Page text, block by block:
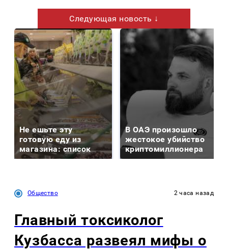
Следующая новость ↓
Не ешьте эту
готовую еду из
магазина: список
В ОАЭ произошло
жестокое убийство
криптомиллионера
Общество 2 часа назад
Главный токсиколог
Кузбасса развеял мифы о